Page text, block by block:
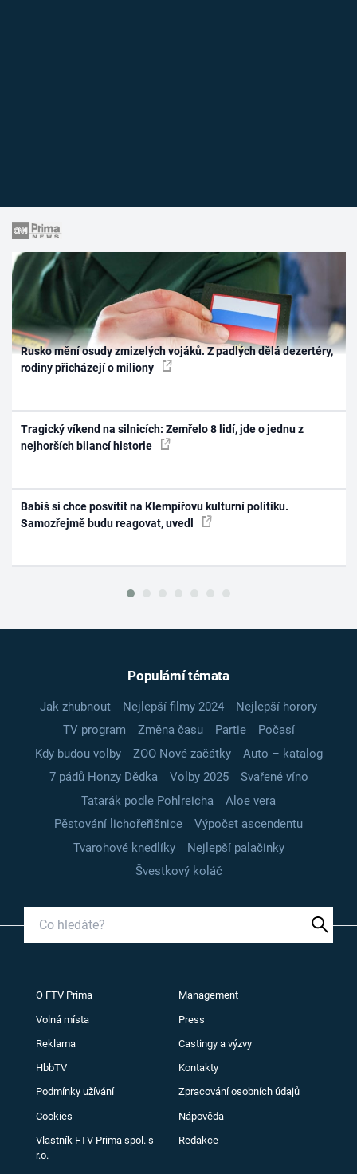
Rusko mění osudy zmizelých vojáků. Z padlých dělá dezertéry,
rodiny přicházejí o miliony
Tragický víkend na silnicích: Zemřelo 8 lidí, jde o jednu z
nejhorších bilancí historie
Babiš si chce posvítit na Klempířovu kulturní politiku.
Samozřejmě budu reagovat, uvedl
Populární témata
Jak zhubnout Nejlepší filmy 2024
Nejlepší horory
TV program
Změna času Partie
Počasí
Kdy budou volby
ZOO Nové začátky
Auto – katalog
7 pádů Honzy Dědka
Volby 2025
Svařené víno
Tatarák podle Pohlreicha
Aloe vera
Pěstování lichořeřišnice
Výpočet ascendentu
Tvarohové knedlíky
Nejlepší palačinky
Švestkový koláč
O FTV Prima Management
Volná místa Press
Reklama Castingy a výzvy
HbbTV Kontakty
Podmínky užívání Zpracování osobních údajů
Cookies Nápověda
Vlastník FTV Prima spol. s
r.o.
Redakce